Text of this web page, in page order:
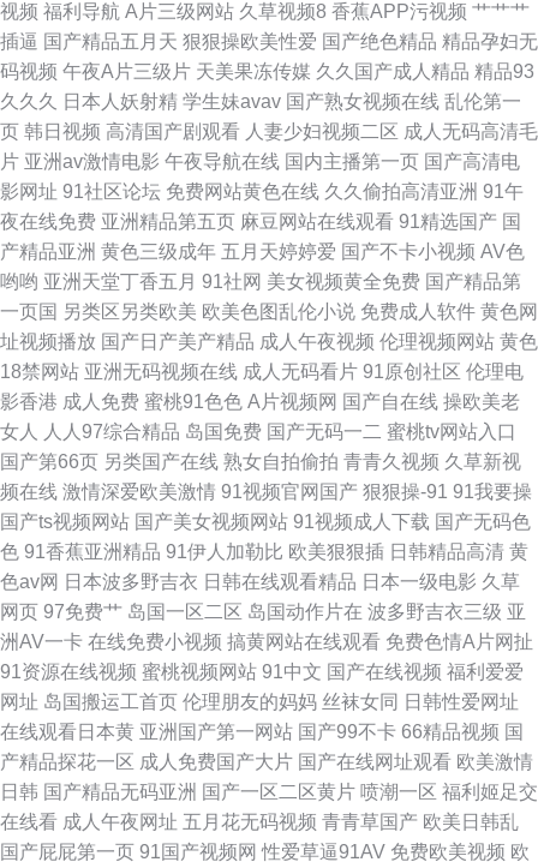
视频 福利导航 A片三级网站 久草视频8 香蕉APP污视频 艹艹艹
插逼 国产精品五月天 狠狠操欧美性爱 国产绝色精品 精品孕妇无
码视频 午夜A片三级片 天美果冻传媒 久久国产成人精品 精品93
久久久
日本人妖射精 学生妹avav 国产熟女视频在线 乱伦第一
页 韩日视频 高清国产剧观看 人妻少妇视频二区 成人无码高清毛
片 亚洲av激情电影 午夜导航在线 国内主播第一页 国产高清电
影网址 91社区论坛 免费网站黄色在线 久久偷拍高清亚洲 91午
夜在线免费 亚洲精品第五页 麻豆网站在线观看 91精选国产 国
产精品亚洲 黄色三级成年 五月天婷婷爱 国产不卡小视频 AV色
哟哟 亚洲天堂丁香五月 91社网 美女视频黄全免费 国产精品第
一页国 另类区另类欧美 欧美色图乱伦小说 免费成人软件 黄色网
址视频播放 国产日产美产精品 成人午夜视频 伦理视频网站 黄色
18禁网站 亚洲无码视频在线 成人无码看片 91原创社区 伦理电
影香港 成人免费 蜜桃91色色 A片视频网 国产自在线 操欧美老
女人
人人97综合精品 岛国免费 国产无码一二 蜜桃tv网站入口
国产第66页 另类国产在线 熟女自拍偷拍 青青久视频 久草新视
频在线 激情深爱欧美激情 91视频官网国产 狠狠操-91 91我要操
国产ts视频网站 国产美女视频网站 91视频成人下载 国产无码色
色 91香蕉亚洲精品 91伊人加勒比 欧美狠狠插 日韩精品高清 黄
色av网 日本波多野吉衣 日韩在线观看精品 日本一级电影 久草
网页 97免费艹 岛国一区二区 岛国动作片在 波多野吉衣三级 亚
洲AV一卡 在线免费小视频 搞黄网站在线观看 免费色情A片网扯
91资源在线视频 蜜桃视频网站 91中文 国产在线视频 福利爱爱
网址 岛国搬运工首页 伦理朋友的妈妈 丝袜女同 日韩性爱网址
在线观看日本黄 亚洲国产第一网站 国产99不卡 66精品视频 国
产精品探花一区 成人免费国产大片 国产在线网址观看 欧美激情
日韩 国产精品无码亚洲 国产一区二区黄片 喷潮一区 福利姬足交
在线看 成人午夜网址 五月花无码视频 青青草国产 欧美日韩乱
国产屁屁第一页 91国产视频网 性爱草逼91AV 免费欧美视频 欧